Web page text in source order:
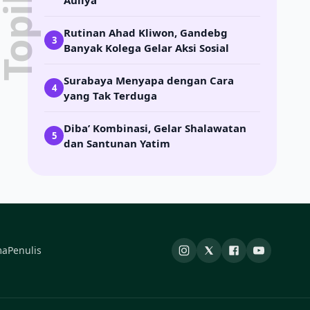
3
Rutinan Ahad Kliwon, Gandebg
Banyak Kolega Gelar Aksi Sosial
4
Surabaya Menyapa dengan Cara
yang Tak Terduga
5
Diba’ Kombinasi, Gelar Shalawatan
dan Santunan Yatim
Penulis Instagram
X FacebookYouTube